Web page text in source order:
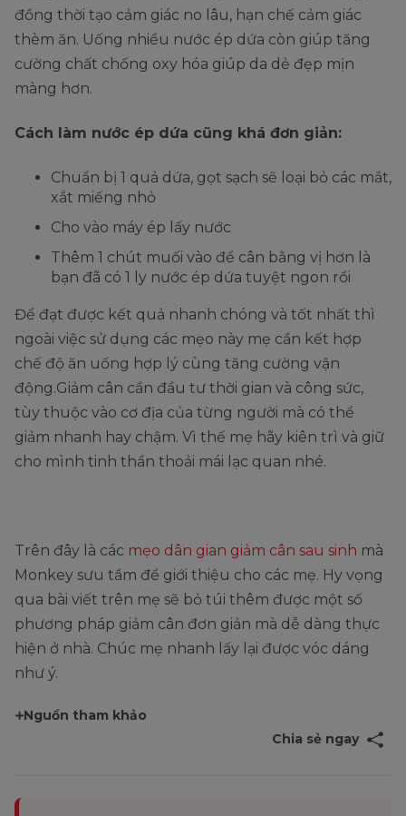
đồng thời tạo cảm giác no lâu, hạn chế cảm giác
thèm ăn. Uống nhiều nước ép dứa còn giúp tăng
cường chất chống oxy hóa giúp da dẻ đẹp mịn
màng hơn.
Cách làm nước ép dứa cũng khá đơn giản:
Chuẩn bị 1 quả dứa, gọt sạch sẽ loại bỏ các mắt,
xắt miếng nhỏ
Cho vào máy ép lấy nước
Thêm 1 chút muối vào để cân bằng vị hơn là
bạn đã có 1 ly nước ép dứa tuyệt ngon rồi
Để đạt được kết quả nhanh chóng và tốt nhất thì
ngoài việc sử dụng các mẹo này mẹ cần kết hợp
chế độ ăn uống hợp lý cùng tăng cường vận
động.Giảm cân cần đầu tư thời gian và công sức,
tùy thuộc vào cơ địa của từng người mà có thể
giảm nhanh hay chậm. Vì thế mẹ hãy kiên trì và giữ
cho mình tinh thần thoải mái lạc quan nhé.
Trên đây là các mẹo dân gian giảm cân sau sinh mà
Monkey sưu tầm để giới thiệu cho các mẹ. Hy vọng
qua bài viết trên mẹ sẽ bỏ túi thêm được một số
phương pháp giảm cân đơn giản mà dễ dàng thực
hiện ở nhà. Chúc mẹ nhanh lấy lại được vóc dáng
như ý.
Nguồn tham khảo
Chia sẻ ngay